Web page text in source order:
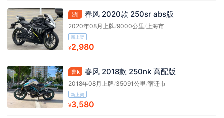
浙j 春风 2020款 250sr abs版
2020年08月上牌/9000公里/上海市
新上架
¥2,980
鲁k 春风 2018款 250nk 高配版
2018年08月上牌/35091公里/宿迁市
新上架
¥3,580